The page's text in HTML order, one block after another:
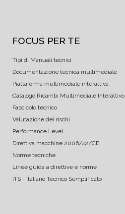
FOCUS PER TE
Tipi di Manuali tecnici
Documentazione tecnica multimediale
Piattaforma multimediale interattiva
Catalogo Ricambi Multimediale Interattivo
Fascicolo tecnico
Valutazione dei rischi
Performance Level
Direttiva macchine 2006/42/CE
Norme tecniche
Linee guida a direttive e norme
ITS - Italiano Tecnico Semplificato